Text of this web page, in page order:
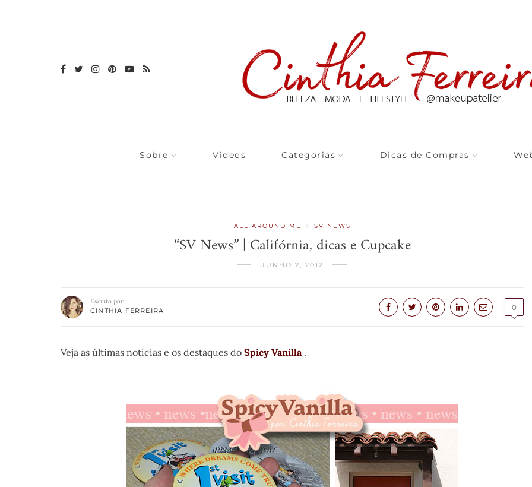
Sobre Videos Categorias Dicas de Compras
ALL AROUND ME / SV NEWS
“SV News” | Califórnia, dicas e Cupcake
JUNHO 2, 2012
Escrito por
CINTHIA FERREIRA
0
Veja as últimas notícias e os destaques do Spicy Vanilla .